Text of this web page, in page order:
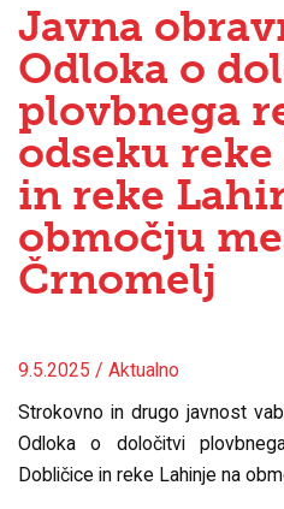
Javna
Odloka o
plovbnega
odseku
in reke
območju
Črnomelj
9.5.2025 / Aktualno
Strokovno in drugo javnost
Odloka o določitvi
Dobličice in reke Lahinje na